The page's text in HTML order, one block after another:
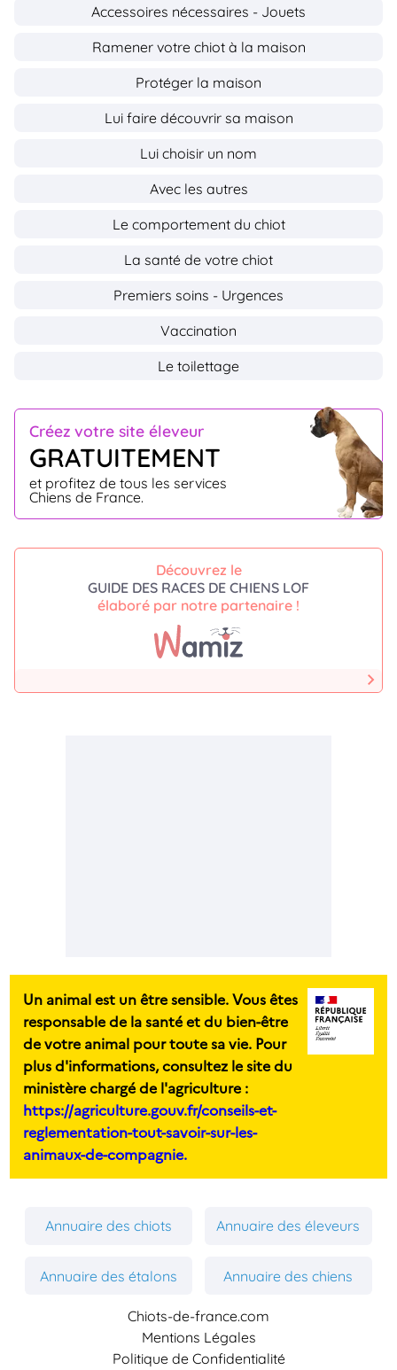
Créez votre site éleveur
GRATUITEMENT
et profitez de tous les services
Chiens de France.
Découvrez le
GUIDE DES RACES DE CHIENS LOF
élaboré par notre partenaire !
Accessoires nécessaires - Jouets
Ramener votre chiot à la maison
Protéger la maison
Lui faire découvrir sa maison
Lui choisir un nom
Avec les autres
Le comportement du chiot
La santé de votre chiot
Premiers soins - Urgences
Vaccination
Le toilettage
Un animal est un être sensible. Vous êtes
responsable de la santé et du bien-être
de votre animal pour toute sa vie. Pour
plus d'informations, consultez le site du
ministère chargé de l'agriculture :
https://agriculture.gouv.fr/conseils-et-
reglementation-tout-savoir-sur-les-
animaux-de-compagnie.
Annuaire des chiots Annuaire des éleveurs
Annuaire des étalons Annuaire des chiens
Chiots-de-france.com
Mentions Légales
Politique de Confidentialité